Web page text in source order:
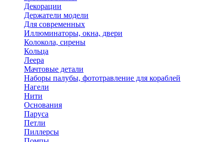
Декорации
Держатели модели
Для современных
Иллюминаторы, окна, двери
Колокола, сирены
Кольца
Леера
Мачтовые детали
Наборы палубы, фототравление для кораблей
Нагели
Нити
Основания
Паруса
Петли
Пиллерсы